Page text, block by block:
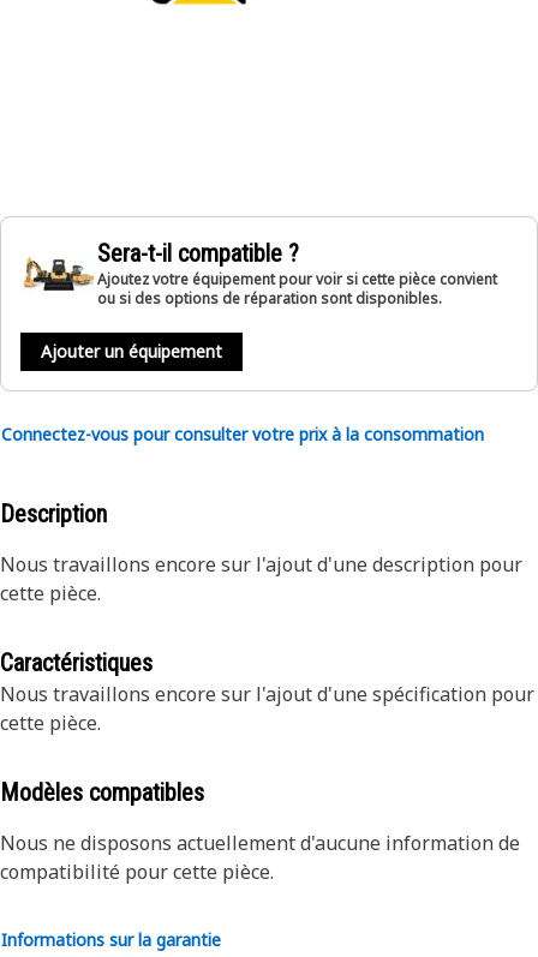
Sera-t-il compatible ?
Ajoutez votre équipement pour voir si cette pièce convient
ou si des options de réparation sont disponibles.
Ajouter un équipement
Connectez-vous pour consulter votre prix à la consommation
Description
Nous travaillons encore sur l'ajout d'une description pour
cette pièce.
Caractéristiques
Nous travaillons encore sur l'ajout d'une spécification pour
cette pièce.
Modèles compatibles
Nous ne disposons actuellement d'aucune information de
compatibilité pour cette pièce.
Informations sur la garantie